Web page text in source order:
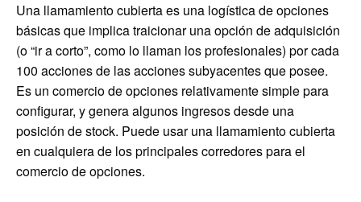
Una llamamiento cubierta es una logística de opciones
básicas que implica traicionar una opción de adquisición
(o “ir a corto”, como lo llaman los profesionales) por cada
100 acciones de las acciones subyacentes que posee.
Es un comercio de opciones relativamente simple para
configurar, y genera algunos ingresos desde una
posición de stock. Puede usar una llamamiento cubierta
en cualquiera de los principales corredores para el
comercio de opciones.